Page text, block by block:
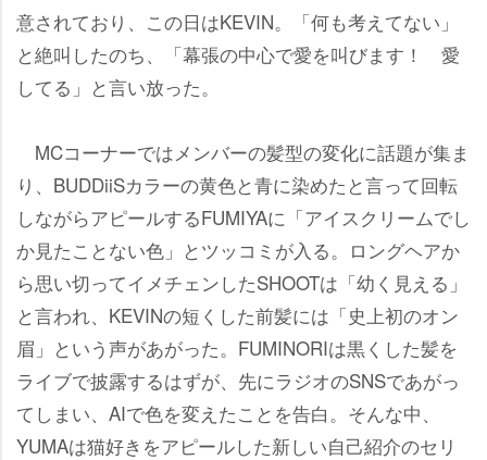
意されており、この日はKEVIN。「何も考えてない」
と絶叫したのち、「幕張の中心で愛を叫びます！ 愛
してる」と言い放った。
MCコーナーではメンバーの髪型の変化に話題が集ま
り、BUDDiiSカラーの黄色と青に染めたと言って回転
しながらアピールするFUMIYAに「アイスクリームでし
か見たことない色」とツッコミが入る。ロングヘアか
ら思い切ってイメチェンしたSHOOTは「幼く見える」
と言われ、KEVINの短くした前髪には「史上初のオン
眉」という声があがった。FUMINORIは黒くした髪を
ライブで披露するはずが、先にラジオのSNSであがっ
てしまい、AIで色を変えたことを告白。そんな中、
YUMAは猫好きをアピールした新しい自己紹介のセリ